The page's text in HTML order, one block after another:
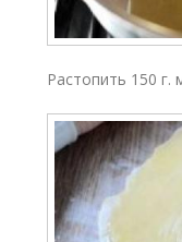
Растопить 150 г.